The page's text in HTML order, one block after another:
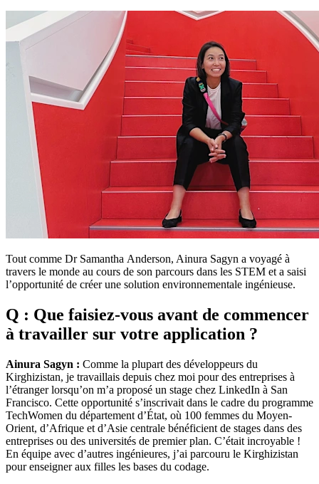
Tout comme Dr Samantha Anderson, Ainura Sagyn a voyagé à
travers le monde au cours de son parcours dans les STEM et a saisi
l’opportunité de créer une solution environnementale ingénieuse.
Q : Que faisiez-vous avant de commencer
à travailler sur votre application ?
Ainura Sagyn : Comme la plupart des développeurs du
Kirghizistan, je travaillais depuis chez moi pour des entreprises à
l’étranger lorsqu’on m’a proposé un stage chez LinkedIn à San
Francisco. Cette opportunité s’inscrivait dans le cadre du programme
TechWomen du département d’État, où 100 femmes du Moyen-
Orient, d’Afrique et d’Asie centrale bénéficient de stages dans des
entreprises ou des universités de premier plan. C’était incroyable !
En équipe avec d’autres ingénieures, j’ai parcouru le Kirghizistan
pour enseigner aux filles les bases du codage.